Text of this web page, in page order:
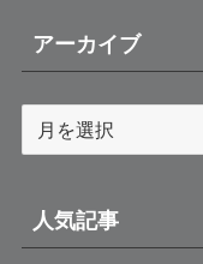
アーカイブ
ブ
人気記事